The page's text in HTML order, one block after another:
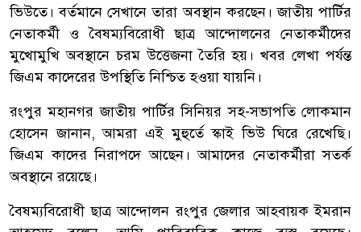
ভিউতে। বর্তমানে সেখানে তারা অবস্থান করছেন। জাতীয় পার্টির
নেতাকর্মী ও বৈষম্যবিরোধী ছাত্র আন্দোলনের নেতাকর্মীদের
মুখোমুখি অবস্থানে চরম উত্তেজনা তৈরি হয়। খবর লেখা পর্যন্ত
জিএম কাদেরের উপস্থিতি নিশ্চিত হওয়া যায়নি।
রংপুর মহানগর জাতীয় পার্টির সিনিয়র সহ-সভাপতি লোকমান
হোসেন জানান, আমরা এই মুহুর্তে স্কাই ভিউ ঘিরে রেখেছি।
জিএম কাদের নিরাপদে আছেন। আমাদের নেতাকর্মীরা সতর্ক
অবস্থানে রয়েছে।
বৈষম্যবিরোধী ছাত্র আন্দোলন রংপুর জেলার আহবায়ক ইমরান